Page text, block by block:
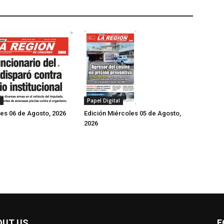
06 de Agosto, 2026
Papel Digital
Edición Miércoles 05 de Agosto,
2026